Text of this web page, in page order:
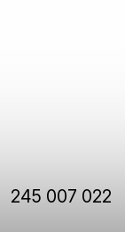
245 007 022